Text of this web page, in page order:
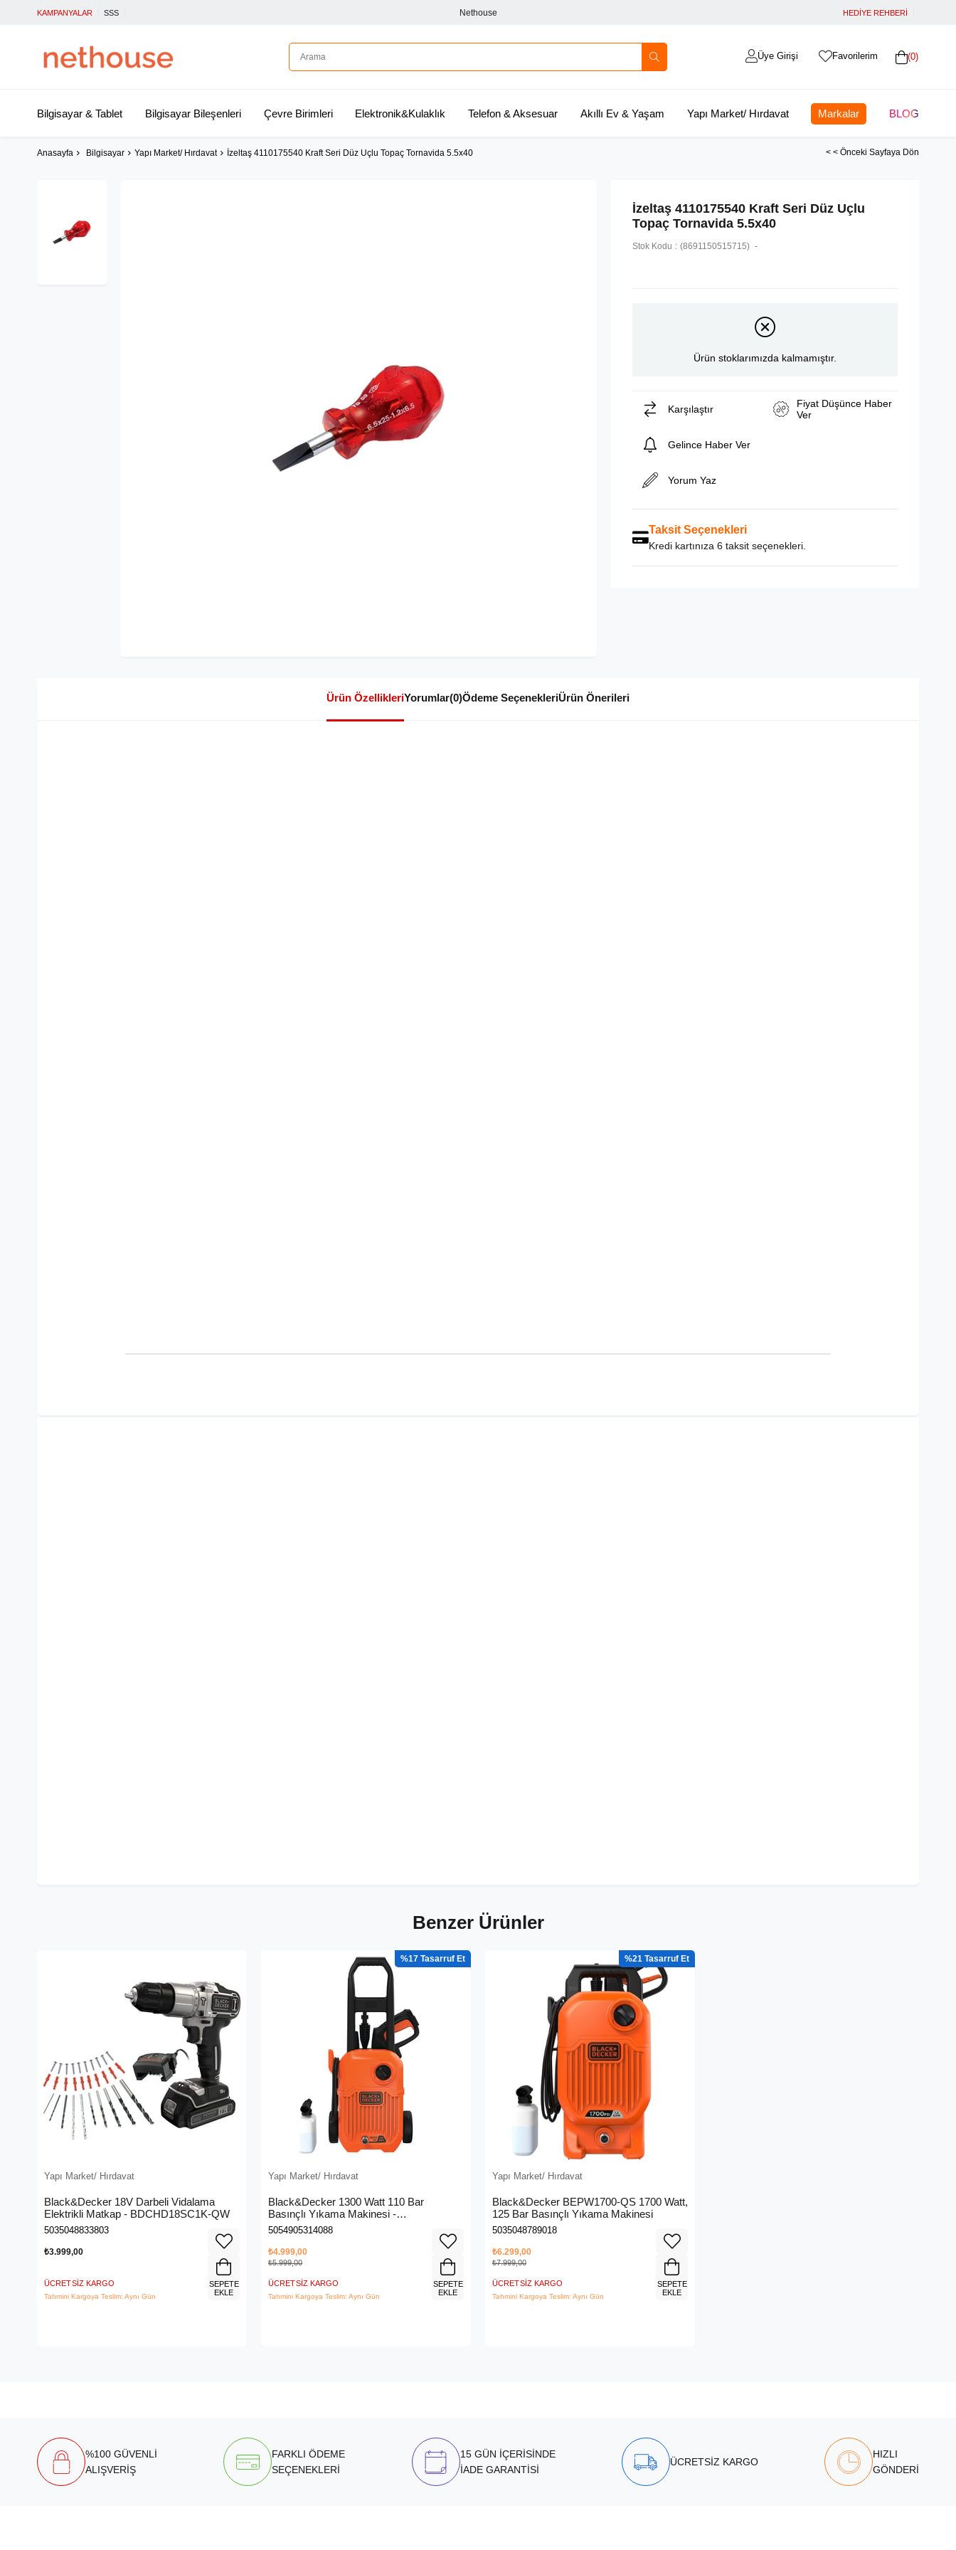
KAMPANYALAR SSS Nethouse HEDİYE REHBERİ
0
Favorilerim
Üye Girişi
Bilgisayar & Tablet Bilgisayar Bileşenleri Çevre Birimleri Elektronik&Kulaklık Telefon & Aksesuar Akıllı Ev & Yaşam Yapı Market/ Hırdavat Markalar BLOG
Anasayfa Bilgisayar Yapı Market/ Hırdavat İzeltaş 4110175540 Kraft Seri Düz Uçlu Topaç Tornavida 5.5x40 < < Önceki Sayfaya Dön
İzeltaş 4110175540 Kraft Seri Düz Uçlu
Topaç Tornavida 5.5x40
Stok Kodu (8691150515715)
Ürün stoklarımızda kalmamıştır.
Karşılaştır
Fiyat Düşünce Haber
Ver
Gelince Haber Ver
Yorum Yaz
Taksit Seçenekleri
Kredi kartınıza 6 taksit seçenekleri.
Ürün ÖzellikleriYorumlar(0)Ödeme SeçenekleriÜrün Önerileri
Benzer Ürünler
Yapı Market/ Hırdavat
Black&Decker 18V Darbeli Vidalama
Elektrikli Matkap - BDCHD18SC1K-QW
5035048833803
₺3.999,00
ÜCRETSIZ KARGO
Tahmini Kargoya Teslim: Aynı Gün
SEPETE
EKLE
Yapı Market/ Hırdavat
Black&Decker 1300 Watt 110 Bar
Basınçlı Yıkama Makinesi -
(BEPW1300L-QS)
5054905314088
₺4.999,00
₺5.999,00
ÜCRETSIZ KARGO
Tahmini Kargoya Teslim: Aynı Gün
%17
SEPETE
EKLE
Yapı Market/ Hırdavat
Black&Decker BEPW1700-QS 1700 Watt,
125 Bar Basınçlı Yıkama Makinesi
5035048789018
₺6.299,00
₺7.999,00
ÜCRETSIZ KARGO
Tahmini Kargoya Teslim: Aynı Gün
%21
SEPETE
EKLE
%100 GÜVENLİ
ALIŞVERİŞ
FARKLI ÖDEME
SEÇENEKLERİ
15 GÜN İÇERİSİNDE
İADE GARANTİSİ
ÜCRETSİZ KARGO
HIZLI
GÖNDERİ